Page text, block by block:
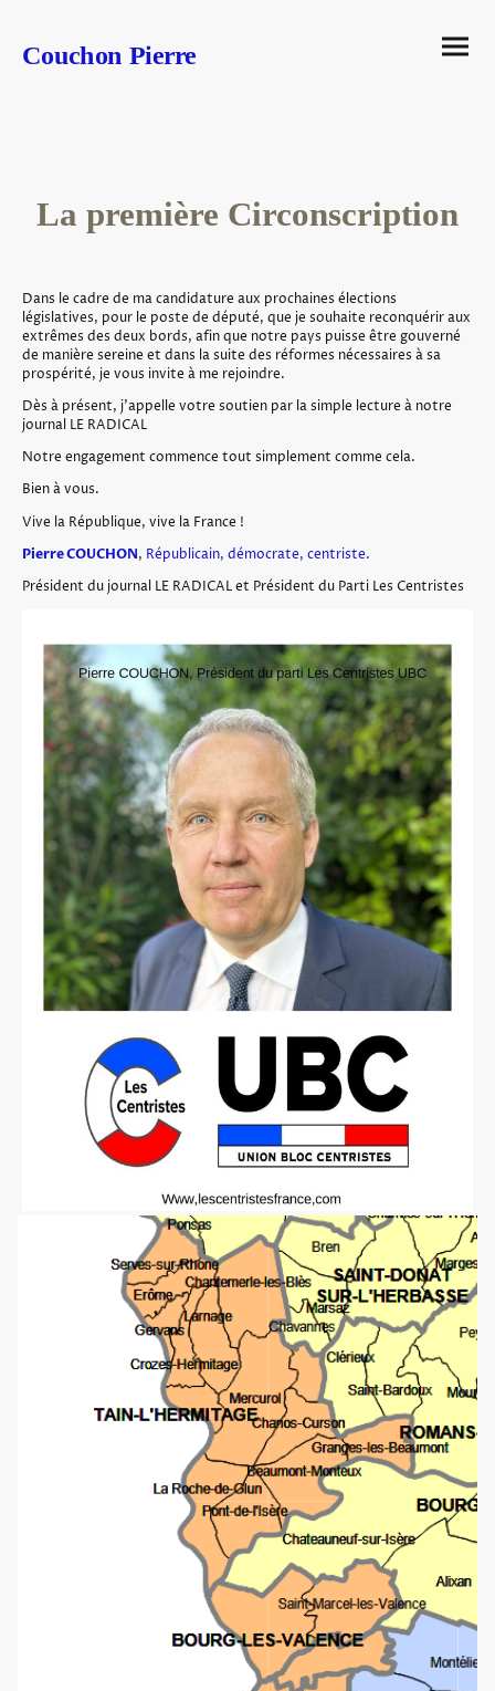
Couchon Pierre
La première Circonscription
Dans le cadre de ma candidature aux prochaines élections
législatives, pour le poste de député, que je souhaite reconquérir aux
extrêmes des deux bords, afin que notre pays puisse être gouverné
de manière sereine et dans la suite des réformes nécessaires à sa
prospérité, je vous invite à me rejoindre.
Dès à présent, j’appelle votre soutien par la simple lecture à notre
journal LE RADICAL
Notre engagement commence tout simplement comme cela.
Bien à vous.
Vive la République, vive la France !
Pierre COUCHON, Républicain, démocrate, centriste.
Président du journal LE RADICAL et Président du Parti Les Centristes